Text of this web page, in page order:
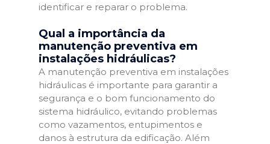
identificar e reparar o problema.
Qual a importância da
manutenção preventiva em
instalações hidráulicas?
A manutenção preventiva em instalações
hidráulicas é importante para garantir a
segurança e o bom funcionamento do
sistema hidráulico, evitando problemas
como vazamentos, entupimentos e
danos à estrutura da edificação. Além